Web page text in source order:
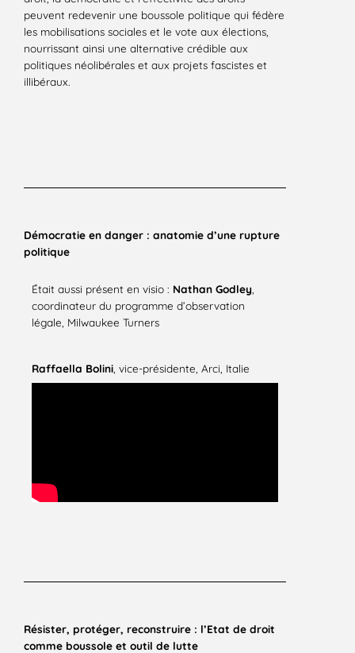
peuvent redevenir une boussole politique qui fédère
les mobilisations sociales et le vote aux élections,
nourrissant ainsi une alternative crédible aux
politiques néolibérales et aux projets fascistes et
illibéraux.
Démocratie en danger : anatomie d’une rupture
politique
Était aussi présent en visio : Nathan Godley
coordinateur du programme d’observation
légale, Milwaukee Turners
Raffaella Bolini , vice-présidente, Arci, Italie
Résister, protéger, reconstruire : l’Etat de droit
comme boussole et outil de lutte